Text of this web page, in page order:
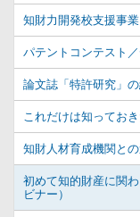
知財力開発校支援事業
パテントコンテスト
論文誌「特許研究」
これだけは知ってお
知財人材育成機関と
初めて知的財産に関
ビナー）